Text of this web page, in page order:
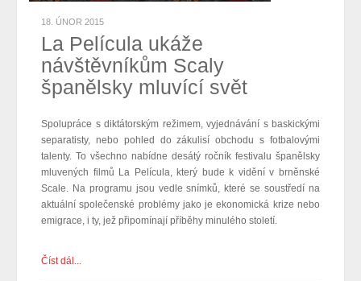
18. ÚNOR 2015
La Película ukáže
návštěvníkům Scaly
španělsky mluvící svět
Spolupráce s diktátorským režimem, vyjednávání s baskickými
separatisty, nebo pohled do zákulisí obchodu s fotbalovými
talenty. To všechno nabídne desátý ročník festivalu španělsky
mluvených filmů La Película, který bude k vidění v brněnské
Scale. Na programu jsou vedle snímků, které se soustředí na
aktuální společenské problémy jako je ekonomická krize nebo
emigrace, i ty, jež připomínají příběhy minulého století.
Číst dál...